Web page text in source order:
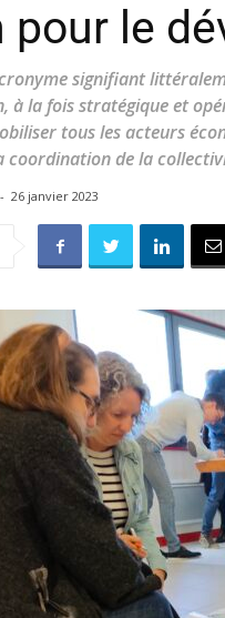
pour le
signifiant
à la fois stratégique et
tous les acteurs
coordination de la
- 26 janvier 2023